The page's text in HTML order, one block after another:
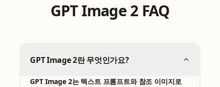
GPT Image 2 FAQ
GPT Image 2란 무엇인가요?
GPT Image 2는 텍스트 프롬프트와 참조 이미지로